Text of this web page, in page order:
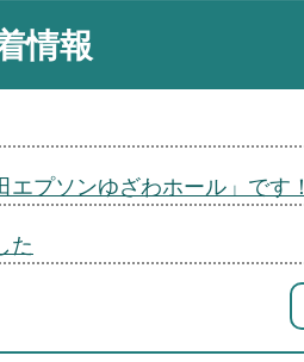
情報
エプソンゆざわホール」です！
た